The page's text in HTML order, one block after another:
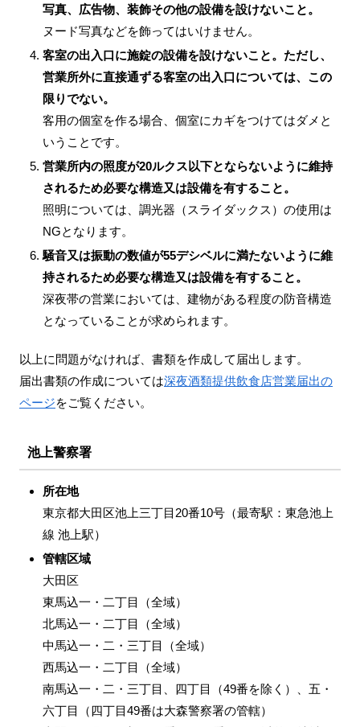
写真、広告物、装飾その他の設備を設けないこと。
ヌード写真などを飾ってはいけません。
客室の出入口に施錠の設備を設けないこと。ただし、
営業所外に直接通ずる客室の出入口については、この
限りでない。
客用の個室を作る場合、個室にカギをつけてはダメと
いうことです。
営業所内の照度が20ルクス以下とならないように維持
されるため必要な構造又は設備を有すること。
照明については、調光器（スライダックス）の使用は
NGとなります。
騒音又は振動の数値が55デシベルに満たないように維
持されるため必要な構造又は設備を有すること。
深夜帯の営業においては、建物がある程度の防音構造
となっていることが求められます。
以上に問題がなければ、書類を作成して届出します。
届出書類の作成については深夜酒類提供飲食店営業届出の
ページをご覧ください。
池上警察署
所在地
東京都大田区池上三丁目20番10号（最寄駅：東急池上
線 池上駅）
管轄区域
大田区
東馬込一・二丁目（全域）
北馬込一・二丁目（全域）
中馬込一・二・三丁目（全域）
西馬込一・二丁目（全域）
南馬込一・二・三丁目、四丁目（49番を除く）、五・
六丁目（四丁目49番は大森警察署の管轄）